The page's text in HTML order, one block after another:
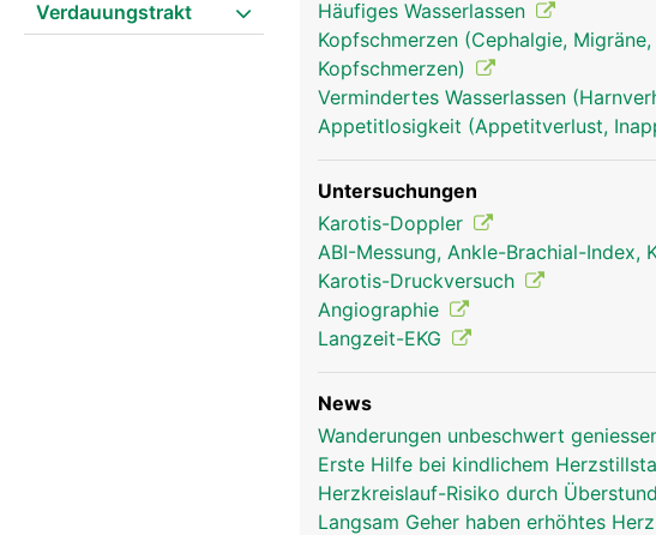
Verdauungstrakt
herz frau
Häufiges Wasserlassen
Kopfschmerzen (Cephalgie,
Kopfschmerzen)
Vermindertes Wasserlassen
Appetitlosigkeit (Appetitverlust,
Untersuchungen
Karotis-Doppler
ABI-Messung, Ankle-Brachial-Index,
Karotis-Druckversuch
Angiographie
Langzeit-EKG
News
Wanderungen unbeschwert
Erste Hilfe bei kindlichem
Herzkreislauf-Risiko durch
Langsam Geher haben erhöhtes